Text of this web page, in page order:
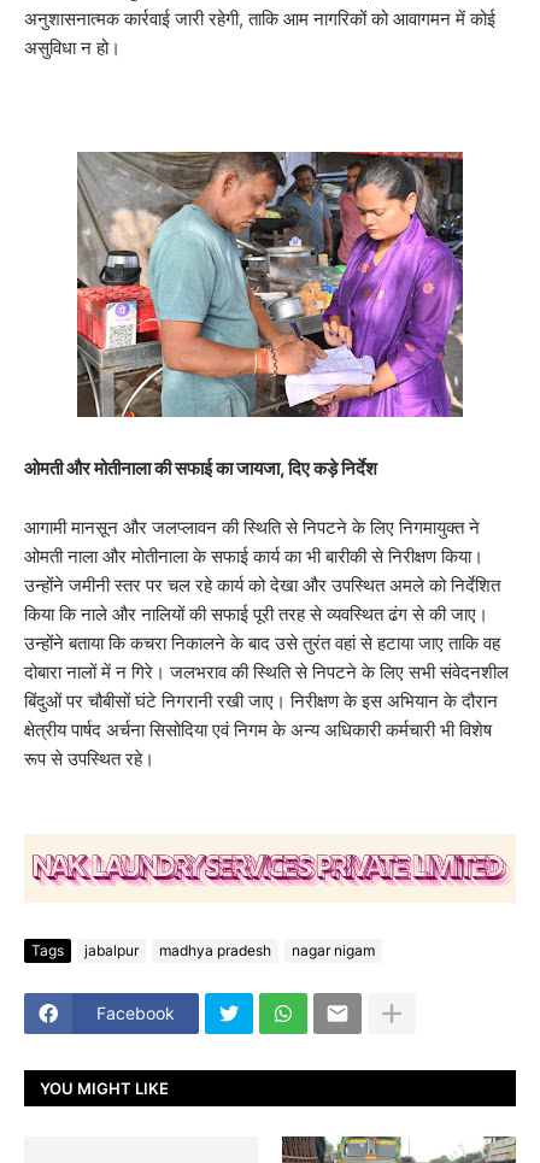
अनुशासनात्मक कार्रवाई जारी रहेगी, ताकि आम नागरिकों को आवागमन में कोई
असुविधा न हो।
ओमती और मोतीनाला की सफाई का जायजा, दिए कड़े निर्देश
​आगामी मानसून और जलप्लावन की स्थिति से निपटने के लिए निगमायुक्त ने
ओमती नाला और मोतीनाला के सफाई कार्य का भी बारीकी से निरीक्षण किया।
उन्होंने जमीनी स्तर पर चल रहे कार्य को देखा और उपस्थित अमले को निर्देशित
किया कि ​नाले और नालियों की सफाई पूरी तरह से व्यवस्थित ढंग से की जाए।
उन्होंने बताया कि ​कचरा निकालने के बाद उसे तुरंत वहां से हटाया जाए ताकि वह
दोबारा नालों में न गिरे। ​जलभराव की स्थिति से निपटने के लिए सभी संवेदनशील
बिंदुओं पर चौबीसों घंटे निगरानी रखी जाए। ​निरीक्षण के इस अभियान के दौरान
क्षेत्रीय पार्षद अर्चना सिसोदिया एवं निगम के अन्य अधिकारी कर्मचारी भी विशेष
रूप से उपस्थित रहे।
Tags jabalpur madhya pradesh nagar nigam
Facebook
YOU MIGHT LIKE